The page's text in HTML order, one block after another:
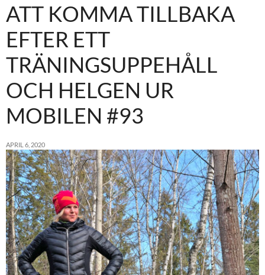
ATT KOMMA TILLBAKA
EFTER ETT
TRÄNINGSUPPEHÅLL
OCH HELGEN UR
MOBILEN #93
APRIL 6, 2020